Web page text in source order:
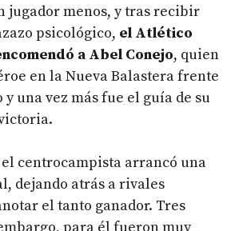
jugador menos, y tras recibir
psicológico, el Atlético
a Abel Conejo, quien
en la Nueva Balastera frente
una vez más fue el guía de su
centrocampista arrancó una
dejando atrás a rivales
el tanto ganador. Tres
para él fueron muy